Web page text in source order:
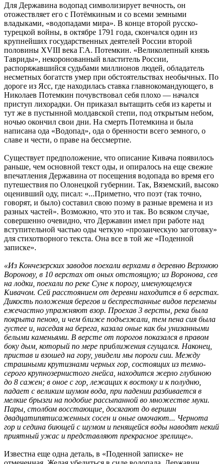
Для Державина водопад символизирует вечность, он
отожествляет его с Потёмкиным и со всеми земными
владыками, «водопадами мира». В конце второй русско-
турецкой войны, в октябре 1791 года, скончался один из
крупнейших государственных деятелей России второй
половины XVIII века Г.А. Потемкин. «Великолепный князь
Тавриды», некоронованный властитель России,
распоряжавшийся судьбами миллионов людей, обладатель
несметных богатств умер при обстоятельствах необычных. По
дороге из Ясс, где находилась ставка главнокомандующего, в
Николаев Потемкин почувствовал себя плохо — начался
приступ лихорадки. Он приказал вытащить себя из кареты и
тут же в пустынной молдавской степи, под открытым небом,
ночью окончил свои дни. На смерть Потемкина и была
написана ода «Водопад», ода о бренности всего земного, о
славе и чести, о праве на бессмертие.
Существует предположение, что описание Кивача появилось
раньше, чем основной текст оды, и опиралось на еще свежие
впечатления Державина от посещения водопада во время его
путешествия по Олонецкой губернии. Так, Вяземский, высоко
оценивший оду, писал: «...Приметно, что поэт (так точно,
говорят, и было) составил свою поэму в разные времена и из
разных частей». Возможно, что это и так. Во всяком случае,
совершенно очевидно, что Державин имел при работе над
вступительной частью оды четкую «прозаическую заготовку»
для стихотворного текста. Она все в той же «Поденной
записке».
«Из Кончезерских заводов поехали верхами в деревню Верхнюю
Воронову, в 10 верстах от оных отстоящую; из Воронова, сев
на лодки, поехали по реке Суне к порогу, именующемуся
Кивачом. Сей расстоянием от деревни находится в 6 верстах.
Дикость положения берегов и беспрестанные видов перемены
ежечастно упражняют взор. Проехав 3 версты, река была
покрыта пеною, и чем ближе подъезжали, тем пена сия была
густее и, наседая на берега, казала оные как бы унизанными
белыми каменьями. В версте от порогов показался в правом
боку дым, который по мере приближения сгущался. Наконец,
пристав и взошед на гору, увидели мы пороги сии. Между
страшными крутизнами черных гор, состоящих из темно-
серого крупнозернистого гнейса, находится жерло глубиною
до 8 сажен; в оное с гор, лежащих к востоку и к полудню,
падает с великим шумом вода, при падении разбивается в
мелкие брызги на подобие рассыпанной во множестве муки.
Пары, столбом восстающие, досягают до вершин
двадцатипятисаженных сосен и оные омочают... Чернота
гор и седина биющей с шумом и пенящейся воды наводят некий
приятный ужас и представляют прекрасное зрелище».
Известна еще одна деталь, в «Поденной записке» не